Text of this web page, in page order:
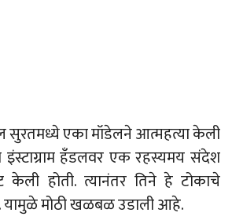
सुरतमध्ये एका मॉडेलने आत्महत्या केली
हँडलवर एक रहस्यमय संदेश
होती. त्यानंतर तिने हे टोकाचे
मोठी खळबळ उडाली आहे.